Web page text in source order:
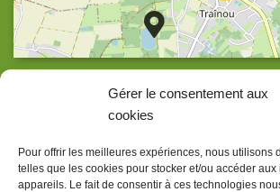
Gérer le consentement aux
cookies
Pour offrir les meilleures expériences, nous utilisons
telles que les cookies pour stocker et/ou accéder
appareils. Le fait de consentir à ces technologies
Accueil